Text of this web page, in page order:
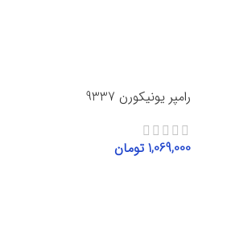
رامپر یونیکورن 9337
1,069,000 تومان